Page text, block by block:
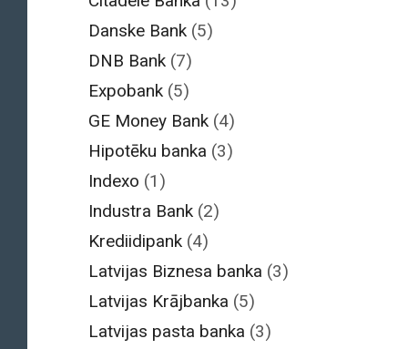
Danske Bank (5)
DNB Bank (7)
Expobank (5)
GE Money Bank (4)
Hipotēku banka (3)
Indexo (1)
Industra Bank (2)
Krediidipank (4)
Latvijas Biznesa banka (3)
Latvijas Krājbanka (5)
Latvijas pasta banka (3)